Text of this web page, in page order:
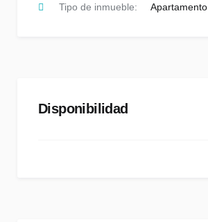
Tipo de inmueble: Apartamento
Disponibilidad